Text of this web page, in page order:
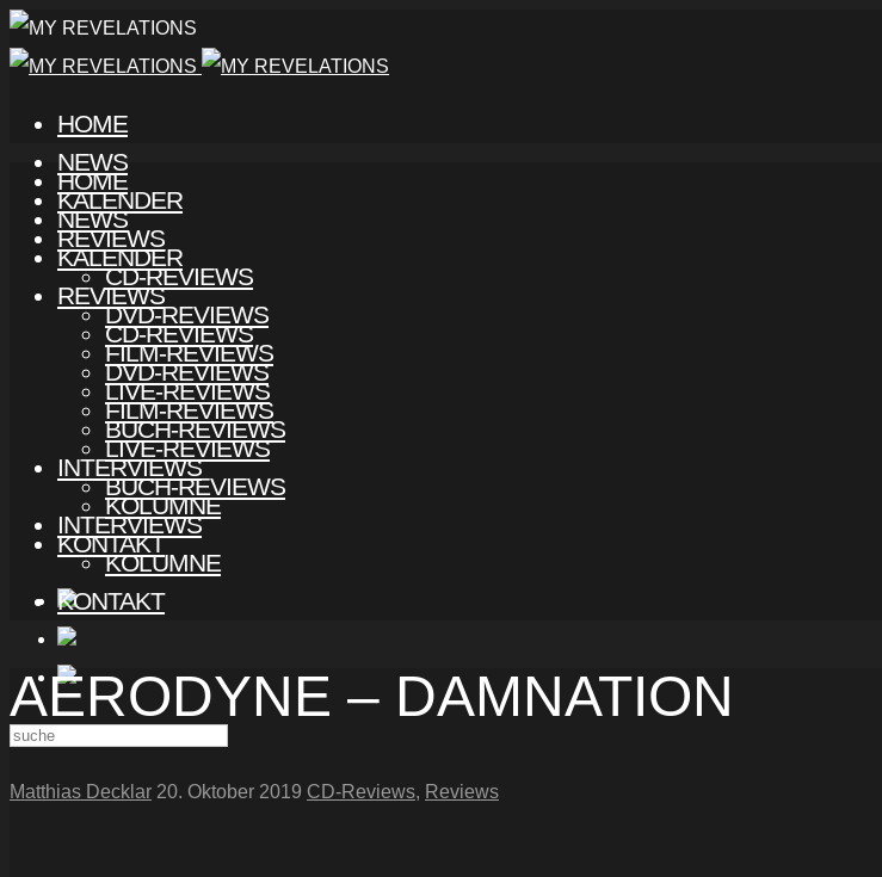
HOME
NEWS
KALENDER
REVIEWS
CD-REVIEWS
DVD-REVIEWS
FILM-REVIEWS
LIVE-REVIEWS
BUCH-REVIEWS
INTERVIEWS
KOLUMNE
KONTAKT
HOME
NEWS
KALENDER
REVIEWS
CD-REVIEWS
DVD-REVIEWS
FILM-REVIEWS
LIVE-REVIEWS
BUCH-REVIEWS
INTERVIEWS
KOLUMNE
KONTAKT
AERODYNE – DAMNATION
Matthias Decklar 20. Oktober 2019 CD-Reviews, Reviews